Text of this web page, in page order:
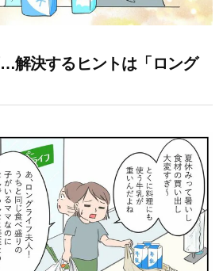
解決するヒントは「ロング